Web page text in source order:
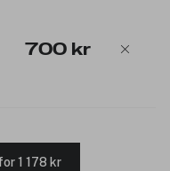
700 kr
1 178 kr